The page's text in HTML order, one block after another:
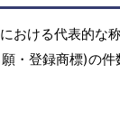
おける代表的な
・登録商標)の